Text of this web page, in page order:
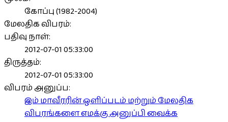
கோப்பு (1982-2004)
மேலதிக விபரம்:
பதிவு நாள்:
2012-07-01 05:33:00
திருத்தம்:
2012-07-01 05:33:00
விபரம் அனுப்ப:
இம் மாவீரரின் ஒளிப்படம் மற்றும் மேலதிக
விபரங்களை எமக்கு அனுப்பி வைக்க